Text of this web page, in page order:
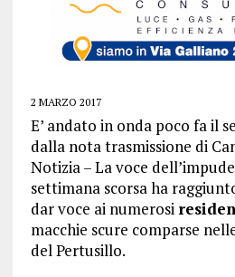
2 MARZO 2017
E’ andato in onda poco fa il
dalla nota trasmissione di
Notizia – La voce
settimana scorsa ha
dar voce ai numerosi
macchie scure comparse
del Pertusillo.